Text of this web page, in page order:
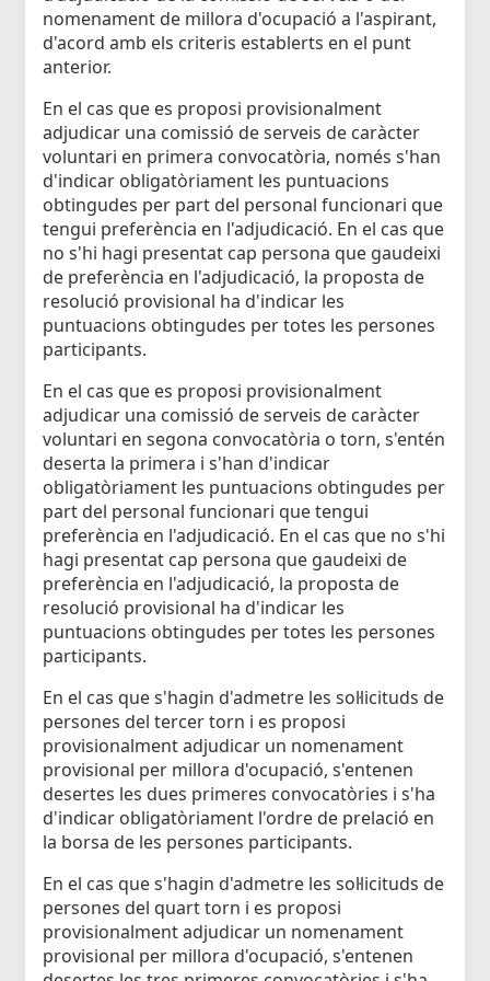
nomenament de millora d'ocupació a l'aspirant,
d'acord amb els criteris establerts en el punt
anterior.
En el cas que es proposi provisionalment
adjudicar una comissió de serveis de caràcter
voluntari en primera convocatòria, només s'han
d'indicar obligatòriament les puntuacions
obtingudes per part del personal funcionari que
tengui preferència en l'adjudicació. En el cas que
no s'hi hagi presentat cap persona que gaudeixi
de preferència en l'adjudicació, la proposta de
resolució provisional ha d'indicar les
puntuacions obtingudes per totes les persones
participants.
En el cas que es proposi provisionalment
adjudicar una comissió de serveis de caràcter
voluntari en segona convocatòria o torn, s'entén
deserta la primera i s'han d'indicar
obligatòriament les puntuacions obtingudes per
part del personal funcionari que tengui
preferència en l'adjudicació. En el cas que no s'hi
hagi presentat cap persona que gaudeixi de
preferència en l'adjudicació, la proposta de
resolució provisional ha d'indicar les
puntuacions obtingudes per totes les persones
participants.
En el cas que s'hagin d'admetre les sol·licituds de
persones del tercer torn i es proposi
provisionalment adjudicar un nomenament
provisional per millora d'ocupació, s'entenen
desertes les dues primeres convocatòries i s'ha
d'indicar obligatòriament l'ordre de prelació en
la borsa de les persones participants.
En el cas que s'hagin d'admetre les sol·licituds de
persones del quart torn i es proposi
provisionalment adjudicar un nomenament
provisional per millora d'ocupació, s'entenen